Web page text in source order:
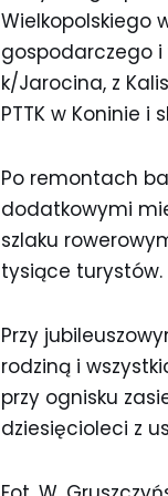
Wielkopolskiego
gospodarczego i
k/Jarocina, z
PTTK w Koninie i
Po remontach
dodatkowymi
szlaku
tysiące turystów.
Przy
rodziną i
przy ognisku
dziesięcioleci z